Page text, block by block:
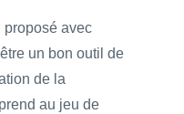
proposé avec
un bon outil de
de la
au jeu de